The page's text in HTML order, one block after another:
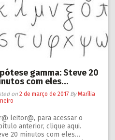
gamma: Steve 20
com eles…
on 2 de março de 2017 ByMarília
leitor@, para acessar o
anterior, clique aqui.
20 minutos com eles…